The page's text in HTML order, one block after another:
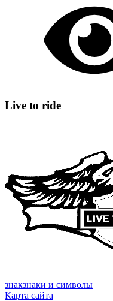
Live to ride
знакзнаки и символы
Карта сайта